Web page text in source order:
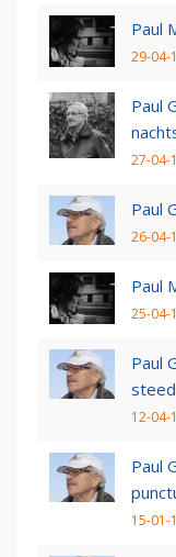
Paul
29-04-
Paul
27-04-
Paul
26-04-
Paul
25-04-
Paul
12-04-
Paul
15-01-